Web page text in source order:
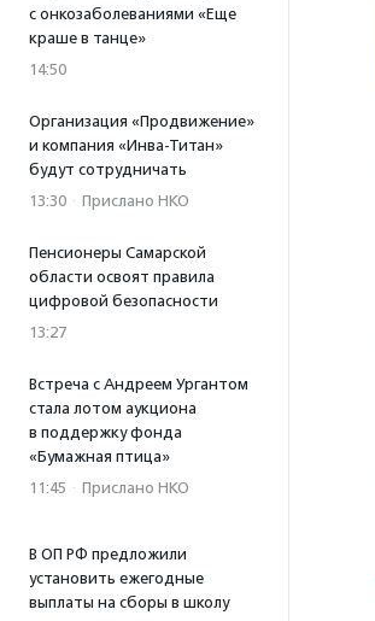
с онкозаболеваниями «Еще
краше в танце»
14:50
Организация «Продвижение»
и компания «Инва-Титан»
будут сотрудничать
13:30 · Прислано НКО
Пенсионеры Самарской
области освоят правила
цифровой безопасности
13:27
Встреча с Андреем Ургантом
стала лотом аукциона
в поддержку фонда
«Бумажная птица»
11:45 · Прислано НКО
В ОП РФ предложили
установить ежегодные
выплаты на сборы в школу